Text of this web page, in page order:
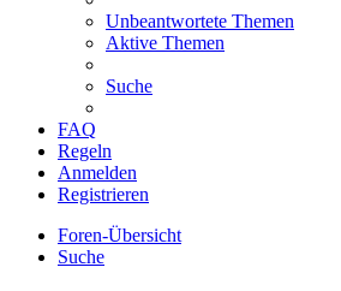
Unbeantwortete Themen
Aktive Themen
Suche
FAQ
Regeln
Anmelden
Registrieren
Foren-Übersicht
Suche